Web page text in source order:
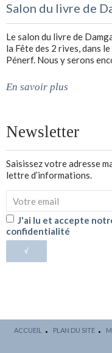
Salon du livre de
Le salon du livre de
la Fête des 2 rives, dans
Pénerf. Nous y serons
En savoir plus
Newsletter
Saisissez votre adresse
lettre d’informations.
J'ai lu et accepte
confidentialité
√
ACCUEIL PLAN DU SITE